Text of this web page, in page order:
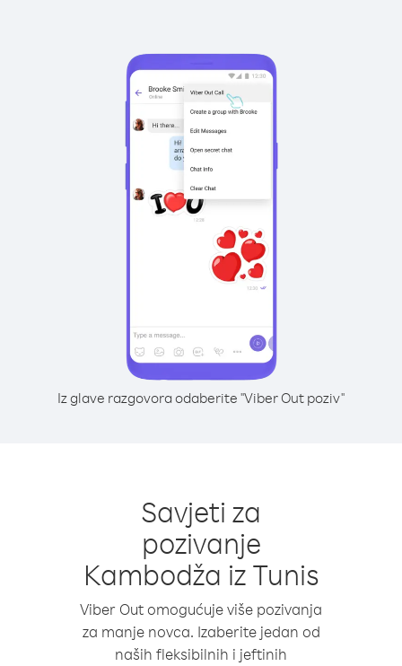
Iz glave razgovora odaberite "Viber Out poziv"
Savjeti za
pozivanje
Kambodža iz Tunis
Viber Out omogućuje više pozivanja
za manje novca. Izaberite jedan od
naših fleksibilnih i jeftinih